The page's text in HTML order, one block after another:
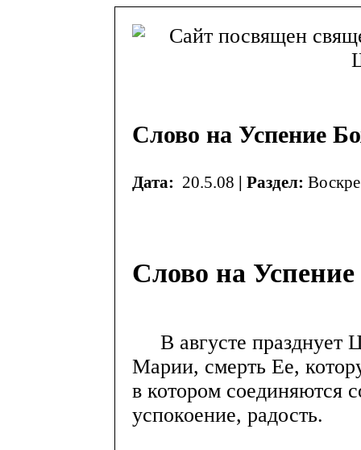
Слово на Успение
Дата: 20.5.08 | Раздел:
Слово на
В августе празднует
Марии, смерть Ее,
в котором соединяются
успокоение, радость.